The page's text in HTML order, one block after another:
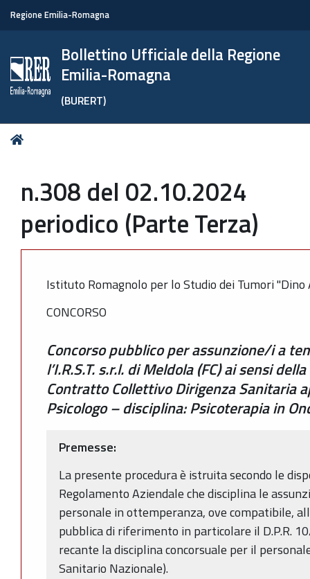
Regione Emilia-Romagna
Bollettino Ufficiale della Regione
Emilia-Romagna
(BURERT)
Tu
n.308 del 02.10.2024
periodico (Parte Terza)
Istituto Romagnolo per lo Studio dei Tumori "Dino
CONCORSO
Concorso pubblico per assunzione/i a
l’I.R.S.T. s.r.l. di Meldola (FC) ai sensi
Contratto Collettivo Dirigenza Sanitaria
Psicologo – disciplina: Psicoterapia in
Premesse:
La presente procedura è istruita secondo le
Regolamento Aziendale che disciplina le
personale in ottemperanza, ove compatibile,
pubblica di riferimento in particolare il D.P.R.
recante la disciplina concorsuale per il
Sanitario Nazionale).